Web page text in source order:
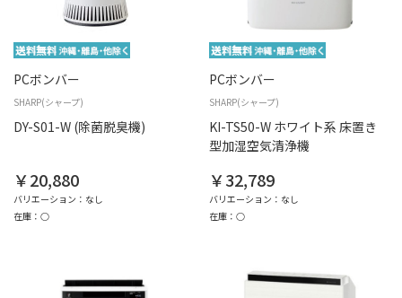
PCボンバー
SHARP(シャープ)
DY-S01-W (除菌脱臭機)
￥20,880
バリエーション：なし
在庫：○
PCボンバー
SHARP(シャープ)
KI-TS50-W ホワイト系 床置き
型加湿空気清浄機
￥32,789
バリエーション：なし
在庫：○